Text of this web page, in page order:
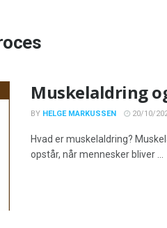
Muskelaldring
BY HELGE MARKUSSEN 20/10/
Hvad er muskelaldring?
opstår, når mennesker bliver ...